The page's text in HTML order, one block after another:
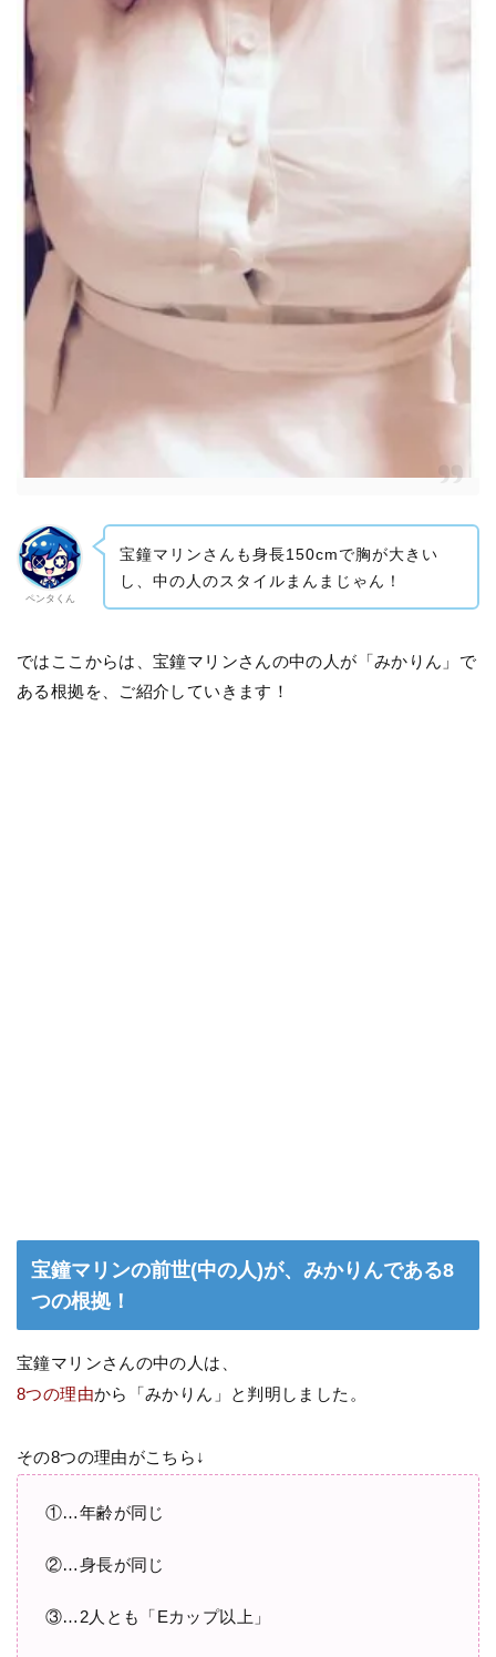
ペンタくん
宝鐘マリンさんも身長150cmで胸が大きい
し、中の人のスタイルまんまじゃん！
ではここからは、宝鐘マリンさんの中の人が「みかりん」で
ある根拠を、ご紹介していきます！
宝鐘マリンの前世(中の人)が、みかりんである8
つの根拠！
宝鐘マリンさんの中の人は、
8つの理由から「みかりん」と判明しました。
その8つの理由がこちら↓
①…年齢が同じ
②…身長が同じ
③…2人とも「Eカップ以上」